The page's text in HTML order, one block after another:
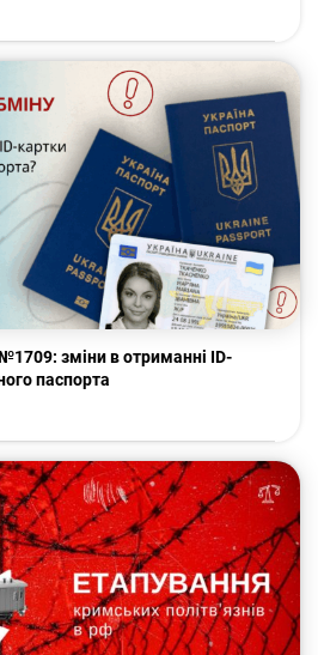
зміни в отриманні ID-
паспорта